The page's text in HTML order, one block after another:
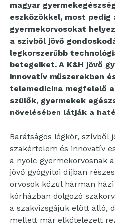
magyar
eszközökkel, most
gyermekorvosokat
a szívből jövő
legkorszerűbb
betegeiket. A K&H jövő
innovatív műszerekben
telemedicina megfelelő
szülők, gyermekek
növelésében látják a
Barátságos légkör, szívből
szakértelem és innovatív
a nyolc gyermekorvosnak
jövő gyógyítói díjban
orvosok közül hárman
kórházban dolgozó
a szakvizsgájuk előtt álló,
mellett már elkötelezett